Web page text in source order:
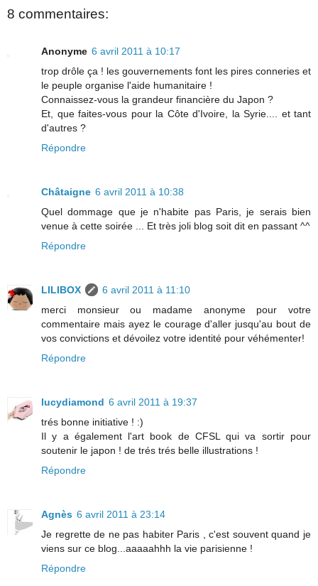
8 commentaires:
Anonyme 6 avril 2011 à 10:17
trop drôle ça ! les gouvernements font les pires conneries et
le peuple organise l'aide humanitaire !
Connaissez-vous la grandeur financière du Japon ?
Et, que faites-vous pour la Côte d'Ivoire, la Syrie.... et tant
d'autres ?
Répondre
Châtaigne 6 avril 2011 à 10:38
Quel dommage que je n'habite pas Paris, je serais bien
venue à cette soirée ... Et très joli blog soit dit en passant ^^
Répondre
LILIBOX
6 avril 2011 à 11:10
merci monsieur ou madame anonyme pour votre
commentaire mais ayez le courage d'aller jusqu'au bout de
vos convictions et dévoilez votre identité pour véhémenter!
Répondre
lucydiamond 6 avril 2011 à 19:37
trés bonne initiative ! :)
Il y a également l'art book de CFSL qui va sortir pour
soutenir le japon ! de trés trés belle illustrations !
Répondre
Agnès 6 avril 2011 à 23:14
Je regrette de ne pas habiter Paris , c'est souvent quand je
viens sur ce blog...aaaaahhh la vie parisienne !
Répondre